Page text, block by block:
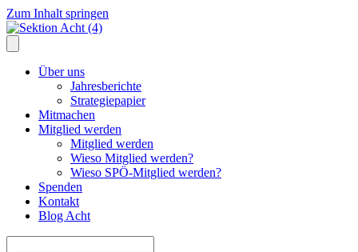
Zum Inhalt springen
Über uns
Jahresberichte
Strategiepapier
Mitmachen
Mitglied werden
Mitglied werden
Wieso Mitglied werden?
Wieso SPÖ-Mitglied werden?
Spenden
Kontakt
Blog Acht